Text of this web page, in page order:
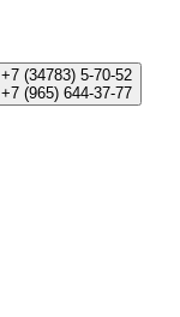
+7 (34783) 5-70-52
+7 (965) 644-37-77